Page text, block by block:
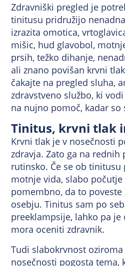
Zdravniški pregled je
tinitusu pridružijo
izrazita omotica,
mišic, hud glavobol,
prsih, težko dihanje,
ali znano povišan krvni
čakajte na pregled sluha,
zdravstveno službo, ki
na nujno pomoč, kadar
Tinitus, krvni tlak
Krvni tlak je v nosečnosti
zdravja. Zato ga na
rutinsko. Če se ob
motnje vida, slabo
pomembno, da to poveste
osebju. Tinitus sam po
preeklampsije, lahko pa je
mora oceniti zdravnik.
Tudi slabokrvnost
nosečnosti pogosta tema,